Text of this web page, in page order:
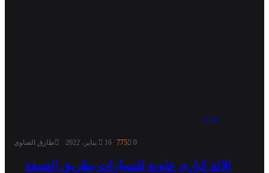
تقارير
طارق الصاوى 16 يناير، 2022 0
775
ثلاثة كبارى علوية للسيارات بطريق الضبعة